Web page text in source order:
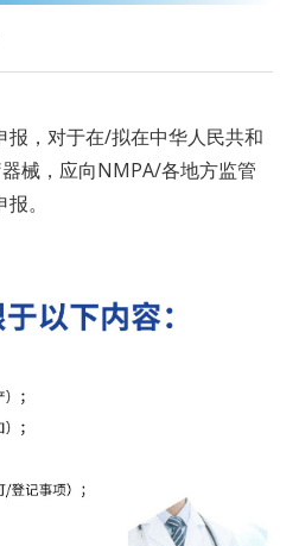
报，对于在/拟在中华人民共和
械，应向NMPA/各地方监管
。